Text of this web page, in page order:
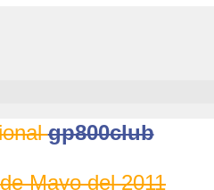
gp800club
Mayo del 2011